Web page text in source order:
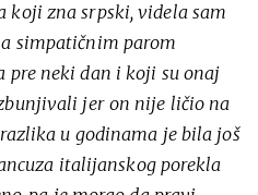
koji zna srpski, videla sam
simpatičnim parom
pre neki dan i koji su onaj
jer on nije ličio na
u godinama je bila još
italijanskog porekla